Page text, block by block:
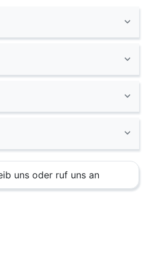
uns oder ruf uns an